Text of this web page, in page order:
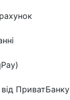
ПриватБанку